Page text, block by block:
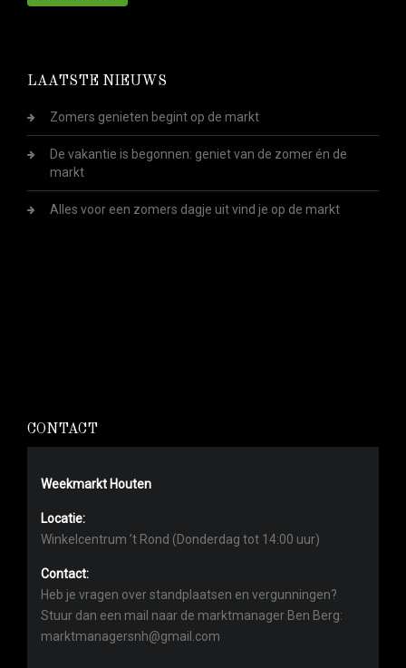
LAATSTE NIEUWS
Zomers genieten begint op de markt
De vakantie is begonnen: geniet van de zomer én de
markt
Alles voor een zomers dagje uit vind je op de markt
CONTACT
Weekmarkt Houten
Locatie:
Winkelcentrum ’t Rond (Donderdag tot 14:00 uur)
Contact:
Heb je vragen over standplaatsen en vergunningen?
Stuur dan een mail naar de marktmanager Ben Berg:
marktmanagersnh@gmail.com